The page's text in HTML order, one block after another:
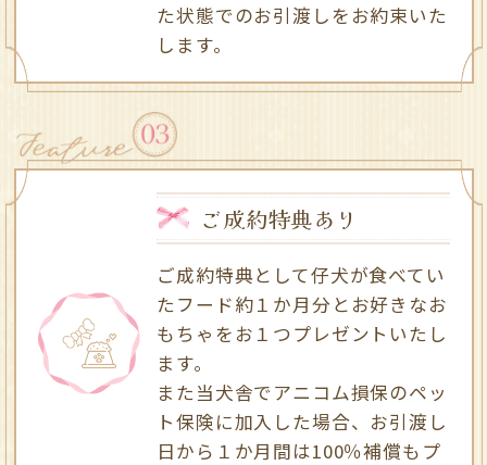
た状態でのお引渡しを お約束いた
します。
ご成約特典あり
ご成約特典として仔犬が食べてい
たフード約１か月分とお好きなお
もちゃをお１つプレゼントいたし
ます。
また当犬舎でアニコム損保のペッ
ト保険に加入した場合、 お引渡し
日から１か月間は100％補償も プ